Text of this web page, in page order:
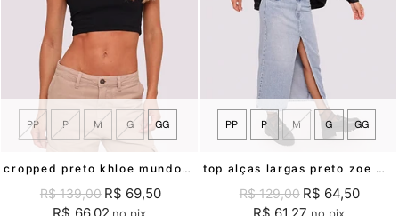
cropped preto khloe mundo lolita
PP P M G GG
R$ 139,00 R$ 69,50
no pix
top alças largas preto zoe mundo lolita
PP P M G GG
R$ 129,00 R$ 64,50
no pix